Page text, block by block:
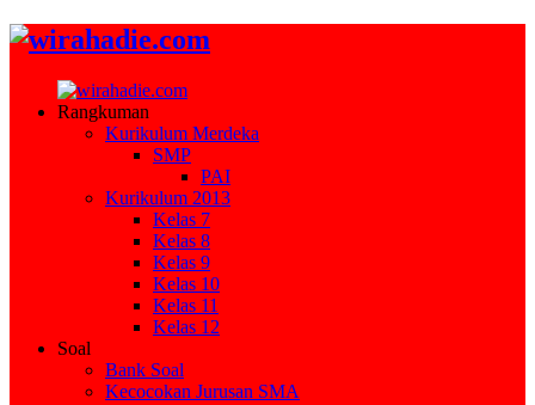
Rangkuman
Kurikulum Merdeka
SMP
PAI
Kurikulum 2013
Kelas 7
Kelas 8
Kelas 9
Kelas 10
Kelas 11
Kelas 12
Soal
Bank Soal
Kecocokan Jurusan SMA